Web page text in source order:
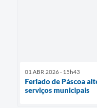
01 ABR 2026 - 15h43
Feriado de Páscoa
serviços municipais